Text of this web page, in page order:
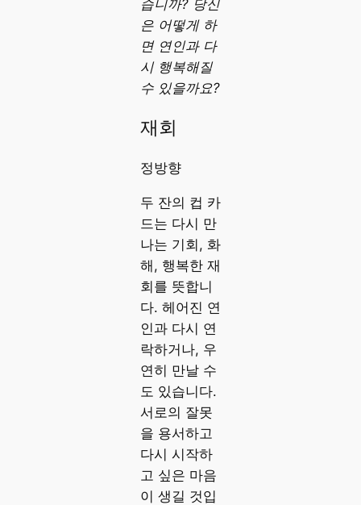
습니까? 당신
은 어떻게 하
면 연인과 다
시 행복해질
수 있을까요?
재회
정방향
두 잔의 컵 카
드는 다시 만
나는 기회, 화
해, 행복한 재
회를 뜻합니
다. 헤어진 연
인과 다시 연
락하거나, 우
연히 만날 수
도 있습니다.
서로의 잘못
을 용서하고
다시 시작하
고 싶은 마음
이 생길 것입